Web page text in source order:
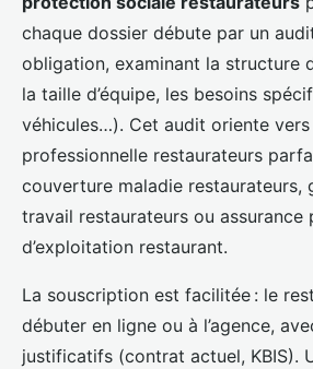
chaque dossier débute par un
obligation, examinant la structure
la taille d’équipe, les besoins
véhicules…). Cet audit oriente
professionnelle restaurateurs
couverture maladie restaurateurs,
travail restaurateurs ou assurance
d’exploitation restaurant.
La souscription est facilitée : le
débuter en ligne ou à l’agence,
justificatifs (contrat actuel, KBIS).